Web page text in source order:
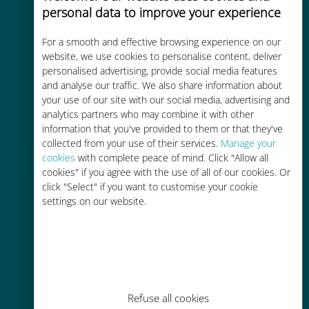
personal data to improve your experience
For a smooth and effective browsing experience on our
website, we use cookies to personalise content, deliver
personalised advertising, provide social media features
and analyse our traffic. We also share information about
your use of our site with our social media, advertising and
analytics partners who may combine it with other
information that you've provided to them or that they've
collected from your use of their services. Manage your
cookies with complete peace of mind. Click "Allow all
cookies" if you agree with the use of all of our cookies. Or
click "Select" if you want to customise your cookie
settings on our website.
Refuse all cookies
Kosteneffectief
Tot 90% goedkoper dan
roamingkosten bij je huidige
provider